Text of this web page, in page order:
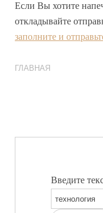
Если Вы хотите
откладывайте
заполните и
ГЛАВНАЯ
Введите